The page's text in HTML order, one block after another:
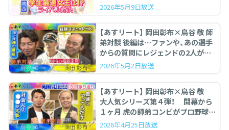
2026年5月9日放送
【あすリート】 岡田彰布×鳥谷 敬 師
弟対談 後編は…ファンや、あの選手
からの質問にレジェンドの2人が答
えます。
2026年5月2日放送
【あすリート】 岡田彰布×鳥谷 敬
大人気シリーズ第４弾！ 開幕から
１ヶ月 虎の師弟コンビがプロ野球を
ぶった斬る！
2026年4月25日放送